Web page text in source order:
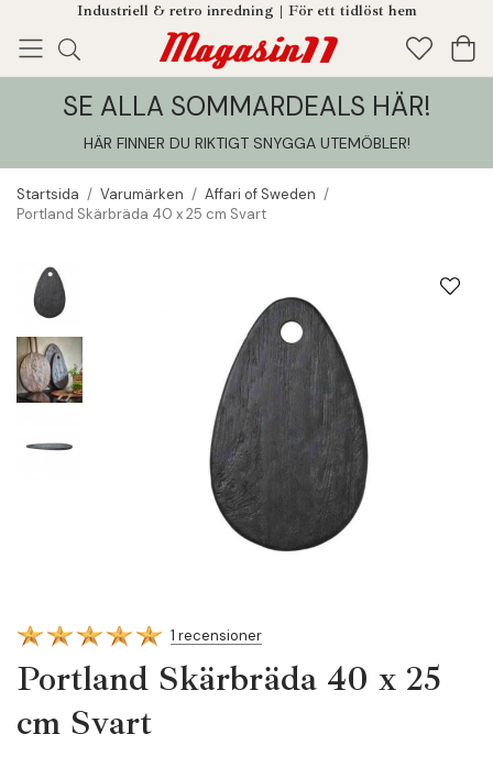
Industriell & retro inredning | För ett tidlöst hem
Enjoy! Tillagt i din varukorg
SE ALLA SOMMARDEALS HÄR!
HÄR FINNER DU RIKTIGT SNYGGA UTEMÖBLER!
Startsida / Varumärken / Affari of Sweden /
Portland Skärbräda 40 x 25 cm Svart
1 recensioner
Portland Skärbräda 40 x 25
cm Svart